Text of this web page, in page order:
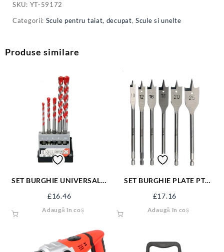
SKU: YT-59172
Categorii: Scule pentru taiat, decupat,Scule si unelte
Produse similare
SET BURGHIE UNIVERSALE,
£16.46
Adaugă în coș
SET BURGHIE PLATE PT
£17.16
Adaugă în coș